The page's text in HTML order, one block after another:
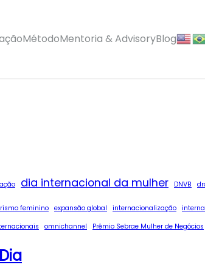
MétodoMentoria & AdvisoryBlog
dia internacional da mulher DNVB
feminino expansão global internacionalização
omnichannel Prêmio Sebrae Mulher de Negócios